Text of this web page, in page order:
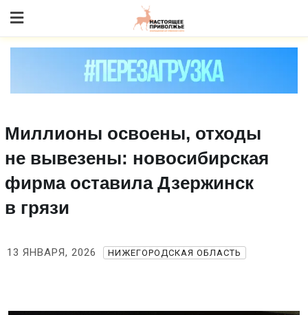
to content
Миллионы освоены, отходы
не вывезены: новосибирская
фирма оставила Дзержинск
в грязи
13 ЯНВАРЯ, 2026 НИЖЕГОРОДСКАЯ ОБЛАСТЬ